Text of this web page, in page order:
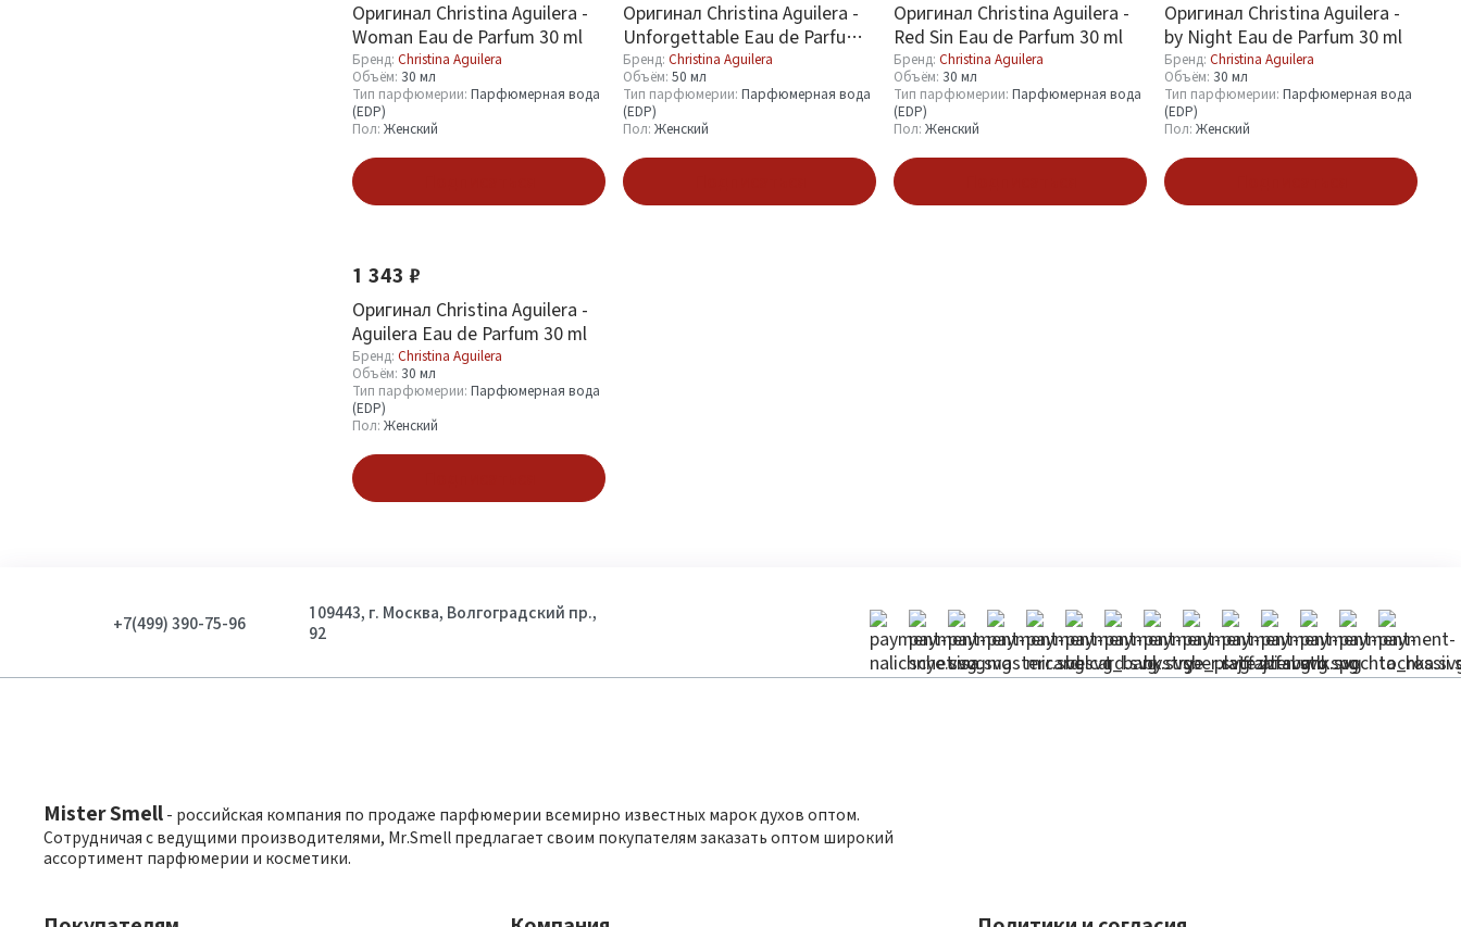
Оригинал Christina Aguilera -
Woman Eau de Parfum 30 ml
Бренд: Christina Aguilera
Объём: 30 мл
Тип парфюмерии: Парфюмерная вода
(EDP)
Пол: Женский
Оригинал Christina Aguilera -
Unforgettable Eau de Parfum
50 ml
Бренд: Christina Aguilera
Объём: 50 мл
Тип парфюмерии: Парфюмерная вода
(EDP)
Пол: Женский
Оригинал Christina Aguilera -
Red Sin Eau de Parfum 30 ml
Бренд: Christina Aguilera
Объём: 30 мл
Тип парфюмерии: Парфюмерная вода
(EDP)
Пол: Женский
Оригинал Christina Aguilera -
by Night Eau de Parfum 30 ml
Бренд: Christina Aguilera
Объём: 30 мл
Тип парфюмерии: Парфюмерная вода
(EDP)
Пол: Женский
1 343 ₽
Оригинал Christina Aguilera -
Aguilera Eau de Parfum 30 ml
Бренд: Christina Aguilera
Объём: 30 мл
Тип парфюмерии: Парфюмерная вода
(EDP)
Пол: Женский
+7(499) 390-75-96
109443, г. Москва, Волгоградский пр.,
92
Mister Smell - российская компания по продаже парфюмерии всемирно известных марок духов оптом.
Сотрудничая с ведущими производителями, Mr.Smell предлагает своим покупателям заказать оптом широкий
ассортимент парфюмерии и косметики.